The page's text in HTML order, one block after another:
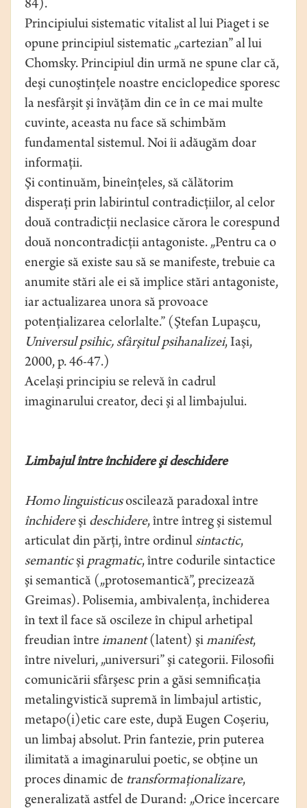
84).
Principiului sistematic vitalist al lui Piaget i se
opune principiul sistematic „cartezian” al lui
Chomsky. Principiul din urmă ne spune clar că,
deşi cunoştinţele noastre enciclopedice sporesc
la nesfârşit şi învăţăm din ce în ce mai multe
cuvinte, aceasta nu face să schimbăm
fundamental sistemul. Noi îi adăugăm doar
informaţii.
Şi continuăm, bineînţeles, să călătorim
disperaţi prin labirintul contradicţiilor, al celor
două contradicţii neclasice cărora le corespund
două noncontradicţii antagoniste. „Pentru ca o
energie să existe sau să se manifeste, trebuie ca
anumite stări ale ei să implice stări antagoniste,
iar actualizarea unora să provoace
potenţializarea celorlalte.” (Ştefan Lupaşcu,
Universul psihic, sfârşitul psihanalizei, Iaşi,
2000, p. 46-47.)
Acelaşi principiu se relevă în cadrul
imaginarului creator, deci şi al limbajului.
Limbajul între închidere şi deschidere
Homo linguisticusoscilează paradoxal între
închidereşi deschidere, între întreg şi sistemul
articulat din părţi, între ordinul sintactic,
semanticşi pragmatic, între codurile sintactice
şi semantică („protosemantică”, precizează
Greimas). Polisemia, ambivalenţa, închiderea
în text îl face să oscileze în chipul arhetipal
freudian între imanent(latent) şimanifest,
între niveluri, „universuri” şi categorii. Filosofii
comunicării sfârşesc prin a găsi semnificaţia
metalingvistică supremă în limbajul artistic,
metapo(i)etic care este, după Eugen Coşeriu,
un limbaj absolut. Prin fantezie, prin puterea
ilimitată a imaginarului poetic, se obţine un
proces dinamic de transformaţionalizare,
generalizată astfel de Durand: „Orice încercare